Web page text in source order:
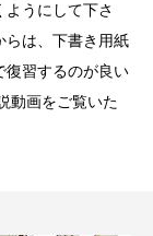
うにして下さ
らは、下書き用紙
復習するのが良い
動画をご覧いた